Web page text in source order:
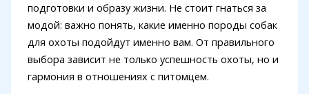
подготовки и образу жизни. Не стоит гнаться за
модой: важно понять, какие именно породы собак
для охоты подойдут именно вам. От правильного
выбора зависит не только успешность охоты, но и
гармония в отношениях с питомцем.